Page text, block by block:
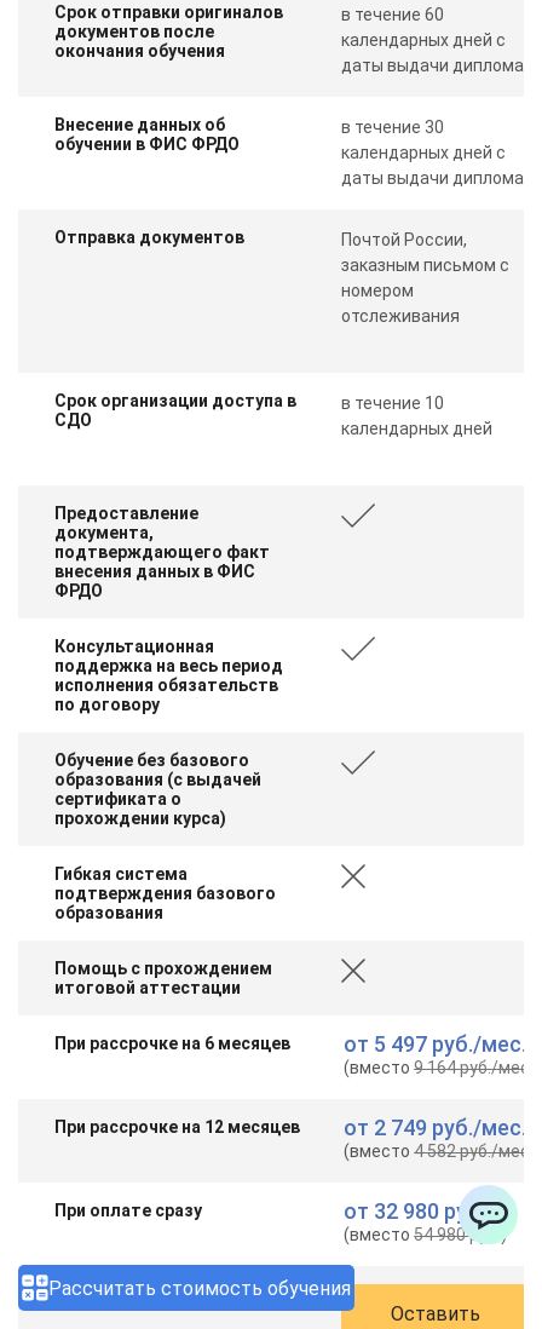
Рассчитать стоимость обучения
Срок отправки оригиналов
документов после
окончания обучения
в течение 60
календарных дней с
даты выдачи диплома
Внесение данных об
обучении в ФИС ФРДО
в течение 30
календарных дней с
даты выдачи диплома
Отправка документов
Почтой России,
заказным письмом с
номером
отслеживания
Срок организации доступа в
СДО
в течение 10
календарных дней
Предоставление
документа,
подтверждающего факт
внесения данных в ФИС
ФРДО
Консультационная
поддержка на весь период
исполнения обязательств
по договору
Обучение без базового
образования (с выдачей
сертификата о
прохождении курса)
Гибкая система
подтверждения базового
образования
Помощь с прохождением
итоговой аттестации
При рассрочке на 6 месяцев от 5 497 руб./мес.
(вместо9 164 руб./мес.
При рассрочке на 12 месяцев от 2 749 руб./мес.
(вместо4 582 руб./мес.
При оплате сразу от 32 980 руб.
(вместо54 980 руб. )
Оставить
ChatApp
WhatsApp
Max
ChatApp